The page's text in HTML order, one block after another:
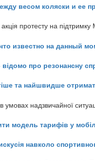
весом коляски и ее
протесту на
известно на данный
про резонансну
та найшвидше
умовах надзвичайної
модель тарифів у
навколо